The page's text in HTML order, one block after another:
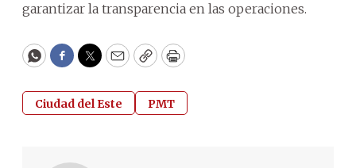
garantizar la transparencia en las operaciones.
WhatsApp
Facebook
Twitter
EmailCopyPrint
Ciudad del Este PMT